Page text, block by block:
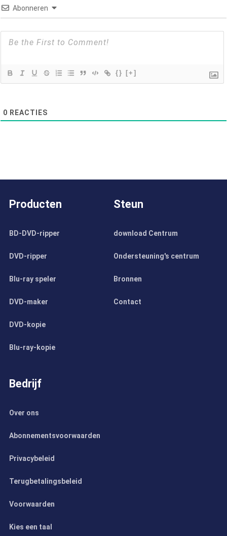
Abonneren
{} [+]
0 REACTIES
Producten
BD-DVD-ripper
DVD-ripper
Blu-ray speler
DVD-maker
DVD-kopie
Blu-ray-kopie
Steun
download Centrum
Ondersteuning's centrum
Bronnen
Contact
Bedrijf
Over ons
Abonnementsvoorwaarden
Privacybeleid
Terugbetalingsbeleid
Voorwaarden
Kies een taal